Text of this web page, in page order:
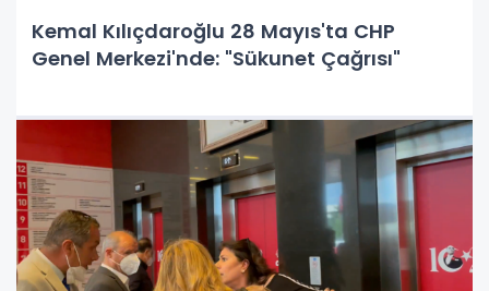
Kemal Kılıçdaroğlu 28 Mayıs'ta CHP
Genel Merkezi'nde: "Sükunet Çağrısı"